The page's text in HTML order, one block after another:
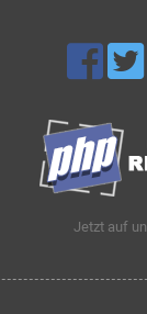
Jetzt auf